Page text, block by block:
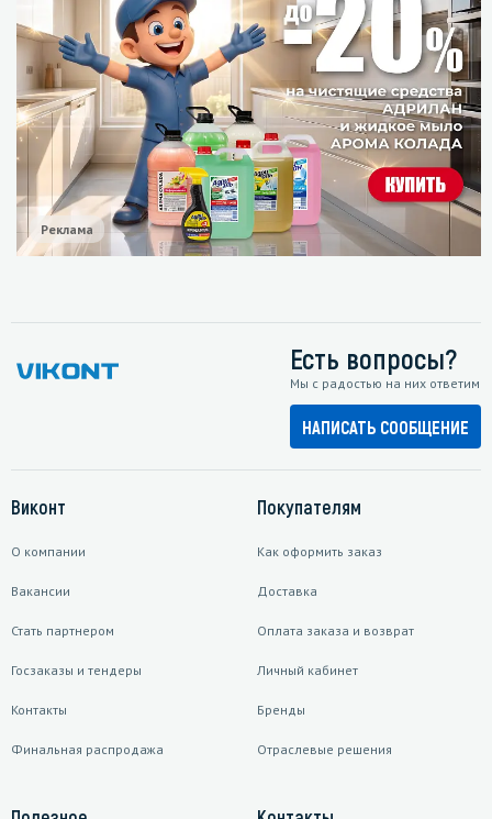
Реклама
Есть вопросы?
Мы с радостью на них ответим
НАПИСАТЬ СООБЩЕНИЕ
Виконт
О компании
Вакансии
Стать партнером
Госзаказы и тендеры
Контакты
Финальная распродажа
Покупателям
Как оформить заказ
Доставка
Оплата заказа и возврат
Личный кабинет
Бренды
Отраслевые решения